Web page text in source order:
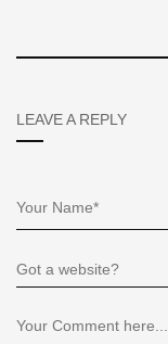
LEAVE A REPLY